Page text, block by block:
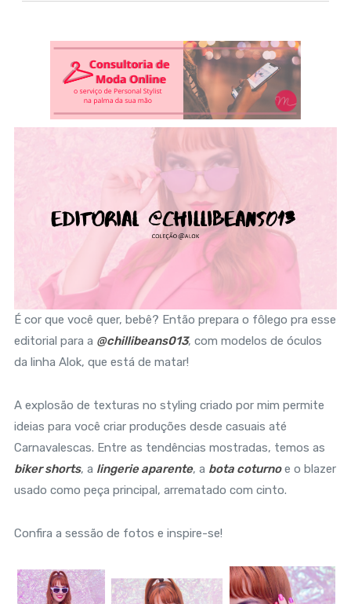
É cor que você quer, bebê? Então prepara o fôlego pra esse
editorial para a @chillibeans013, com modelos de óculos
da linha Alok, que está de matar!
A explosão de texturas no styling criado por mim permite
ideias para você criar produções desde casuais até
Carnavalescas. Entre as tendências mostradas, temos as
biker shorts, a lingerie aparente, a bota coturnoe o blazer
usado como peça principal, arrematado com cinto.
Confira a sessão de fotos e inspire-se!